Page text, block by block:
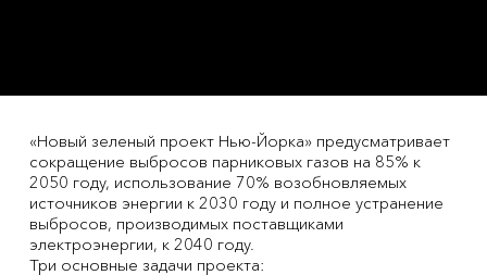
«Новый зеленый проект Нью-Йорка» предусматривает
сокращение выбросов парниковых газов на 85% к
2050 году, использование 70% возобновляемых
источников энергии к 2030 году и полное устранение
выбросов, производимых поставщиками
электроэнергии, к 2040 году.
Три основные задачи проекта: